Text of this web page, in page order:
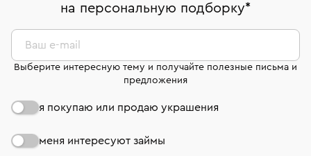
на персональную подборку*
Ваш e-mail
Выберите интересную тему и получайте полезные письма и
предложения
я покупаю или продаю украшения
меня интересуют займы